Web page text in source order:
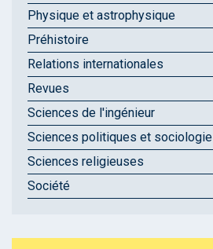
Physique et astrophysique
Préhistoire
Relations internationales
Revues
Sciences de l'ingénieur
Sciences politiques et sociologie
Sciences religieuses
Société